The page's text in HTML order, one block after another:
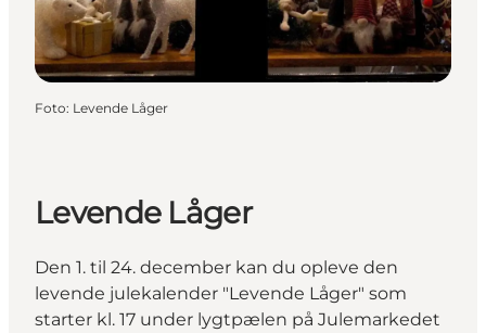
Foto: Levende Låger
Levende Låger
Den 1. til 24. december kan du opleve den
levende julekalender "Levende Låger" som
starter kl. 17 under lygtpælen på Julemarkedet